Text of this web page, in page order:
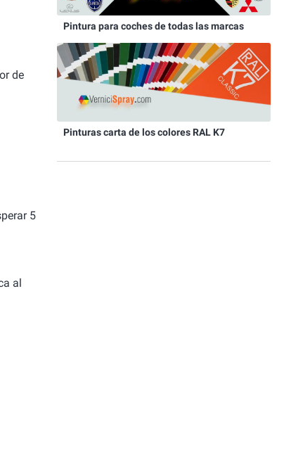
de
5
al
Pintura para coches de todas las marcas
Pinturas carta de los colores RAL K7